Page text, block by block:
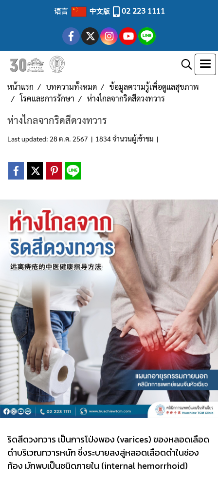
语言 中文版 02 223 1111
หน้าแรก บทความทั้งหมด
ข้อมูลความรู้เพื่อดูแลสุขภาพ
โรคและการรักษา
ห่างไกลจากริดสีดวงทวาร
ห่างไกลจากริดสีดวงทวาร
Last updated: 28 ต.ค. 2567 | 1834 จำนวนผู้เข้าชม |
ริดสีดวงทวาร เป็นการโป่งพอง (varices) ของหลอดเลือด
ดำบริเวณทวารหนัก ซึ่งระบายลงสู่หลอดเลือดดำในช่อง
ท้อง มักพบเป็นชนิดภายใน (internal hemorrhoid)